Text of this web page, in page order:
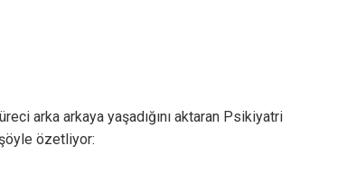
arka arkaya yaşadığını aktaran Psikiyatri
özetliyor: